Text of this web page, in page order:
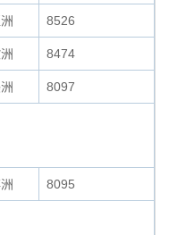
8526
8474
8097
8095